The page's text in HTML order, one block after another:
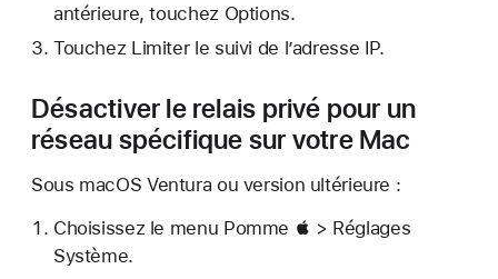
antérieure, touchez Options.
Touchez Limiter le suivi de l’adresse IP.
Désactiver le relais privé pour un
réseau spécifique sur votre Mac
Sous macOS Ventura ou version ultérieure :
Choisissez le menu Pomme  > Réglages
Système.